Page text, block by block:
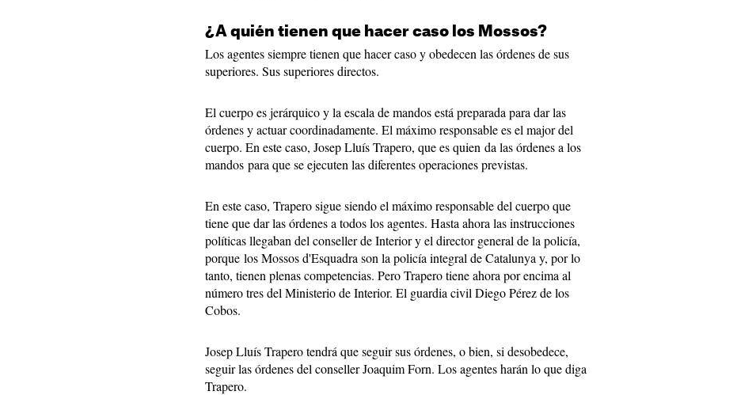
¿A quién tienen que hacer caso los Mossos?
Los agentes siempre tienen que hacer caso y obedecen las órdenes de sus
superiores. Sus superiores directos.
El cuerpo es jerárquico y la escala de mandos está preparada para dar las
órdenes y actuar coordinadamente. El máximo responsable es el major del
cuerpo. En este caso, Josep Lluís Trapero, que es quien da las órdenes a los
mandos para que se ejecuten las diferentes operaciones previstas.
En este caso, Trapero sigue siendo el máximo responsable del cuerpo que
tiene que dar las órdenes a todos los agentes. Hasta ahora las instrucciones
políticas llegaban del conseller de Interior y el director general de la policía,
porque los Mossos d'Esquadra son la policía integral de Catalunya y, por lo
tanto, tienen plenas competencias. Pero Trapero tiene ahora por encima al
número tres del Ministerio de Interior. El guardia civil Diego Pérez de los
Cobos.
Josep Lluís Trapero tendrá que seguir sus órdenes, o bien, si desobedece,
seguir las órdenes del conseller Joaquim Forn. Los agentes harán lo que diga
Trapero.